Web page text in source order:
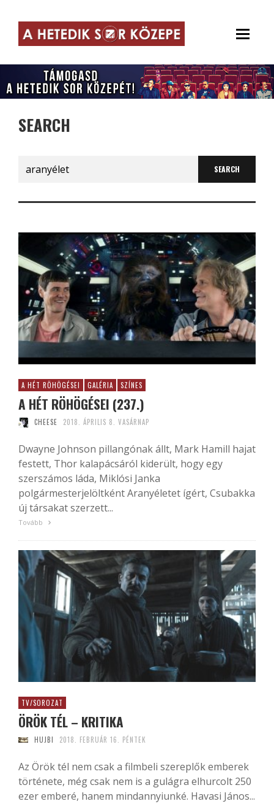
SEARCH
for:
A HÉT RÖHÖGÉSEI GALÉRIA SZÍNES
A HÉT RÖHÖGÉSEI (237.)
CHEESE 2018. ÁPRILIS 8. VASÁRNAP
Dwayne Johnson pillangónak állt, Mark Hamill hajat
festett, Thor kalapácsáról kiderült, hogy egy
szerszámos láda, Miklósi Janka
polgármesterjelöltként Aranyéletet ígért, Csubakka
új társakat szerzett...
Tovább
TV/SOROZAT
ÖRÖK TÉL – KRITIKA
HUJBI 2018. FEBRUÁR 16. PÉNTEK
Az Örök tél nem csak a filmbeli szereplők emberek
története, még csak nem is a gulágra elhurcolt 250
ezer emberé, hanem mindannyiunké. Havasi János...